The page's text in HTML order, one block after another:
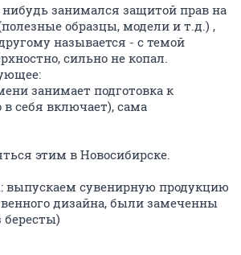
занимался защитой прав на
образцы, модели и т.д.) ,
называется - с темой
сильно не копал.
занимает подготовка к
в себя включает), сама
этим в Новосибирске.
сувенирную продукцию
дизайна, были замеченны
бересты)